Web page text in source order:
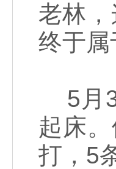
老林
终于
5月
起床
打，5